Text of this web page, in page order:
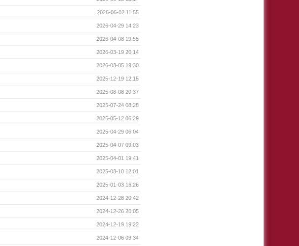
2026-06-02 11:55
2026-04-29 14:23
2026-04-08 19:55
2026-03-19 20:14
2026-03-05 19:30
2025-12-19 12:15
2025-08-08 20:37
2025-07-24 08:28
2025-05-12 06:29
2025-04-29 06:04
2025-04-07 09:03
2025-04-01 19:41
2025-03-10 12:01
2025-01-03 16:26
2024-12-28 20:42
2024-12-26 20:05
2024-12-19 19:22
2024-12-06 09:34